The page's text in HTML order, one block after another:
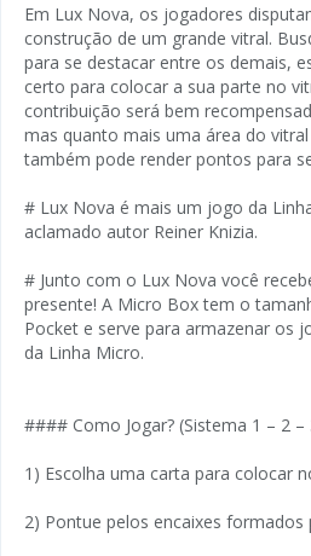
Em Lux Nova, os jogadores
construção de um grande vitral.
para se destacar entre os demais,
certo para colocar a sua parte no
contribuição será bem
mas quanto mais uma área do
também pode render pontos para
# Lux Nova é mais um jogo da
aclamado autor Reiner Knizia.
# Junto com o Lux Nova você
presente! A Micro Box tem o
Pocket e serve para armazenar os
da Linha Micro.
#### Como Jogar? (Sistema 1 – 2 –
1) Escolha uma carta para colocar
2) Pontue pelos encaixes formados